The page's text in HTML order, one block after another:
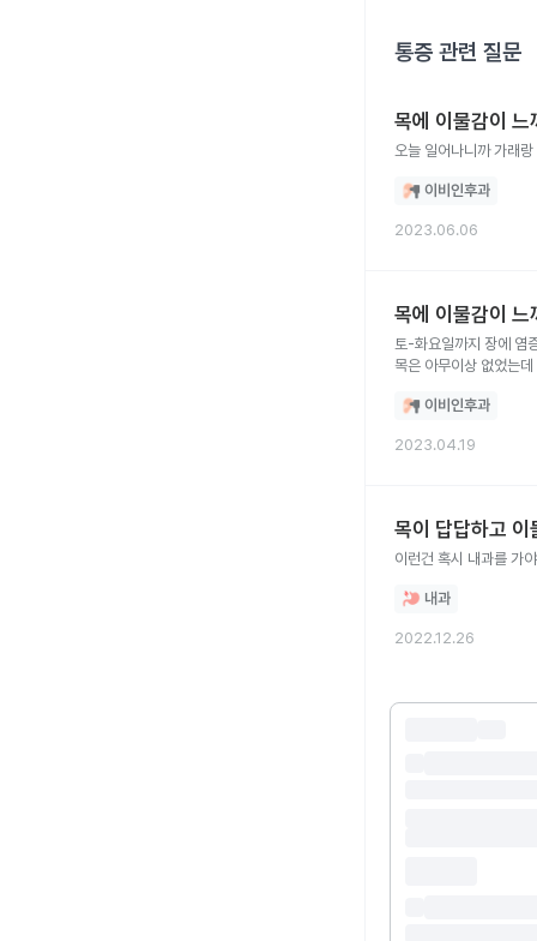
통증 관련 질문
목에 이물감이 느
오늘 일어나니까 가래
이비인후과
2023.06.06
목에 이물감이 느
토-화요일까지 장에 염
목은 아무이상 없었는
이비인후과
2023.04.19
목이 답답하고 이
이런건 혹시 내과를 가
내과
2022.12.26